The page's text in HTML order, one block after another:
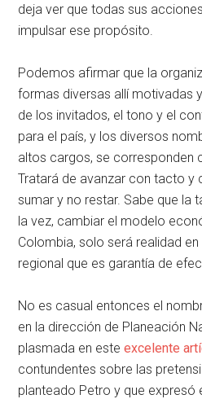
deja ver que todas sus
impulsar ese propósito.
Podemos afirmar que la
formas diversas allí motivadas
de los invitados, el tono y el
para el país, y los diversos
altos cargos, se corresponden
Tratará de avanzar con tacto y
sumar y no restar. Sabe que la
la vez, cambiar el modelo
Colombia, solo será realidad
regional que es garantía de
No es casual entonces el
en la dirección de Planeación
plasmada en esteexcelente
contundentes sobre las
planteado Petro y que expresó